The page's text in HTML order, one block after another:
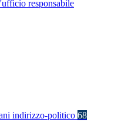
responsabile
indirizzo-politico 68